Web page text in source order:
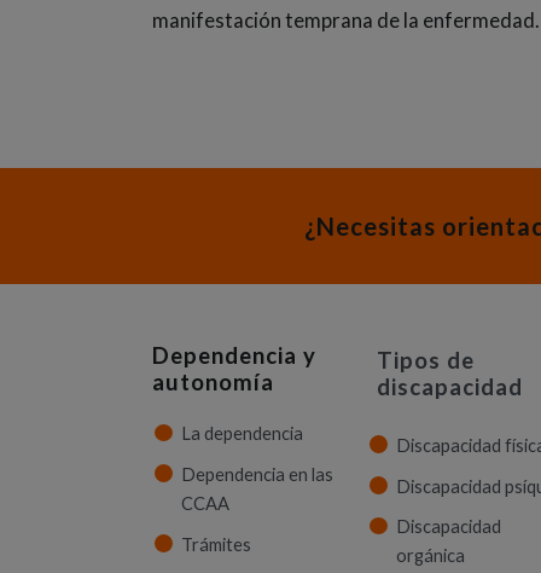
manifestación temprana de la enfermedad.
¿Necesitas
Dependencia y
autonomía
La dependencia
Dependencia en las
CCAA
Trámites
Tipos de
discapacidad
Discapacidad
Discapacidad
Discapacidad
orgánica